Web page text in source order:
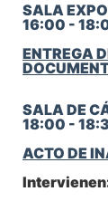
SALA
16:00 -
ENTREGA
SALA DE
18:00 -
ACTO DE